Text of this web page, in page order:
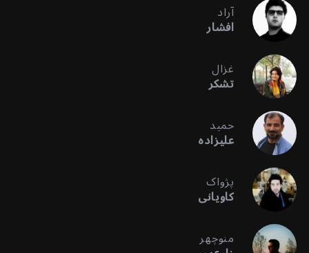
آراد
افشار
غزال
تشکر
حمید
علیزاده
پژواک
کاویانی
منوچهر